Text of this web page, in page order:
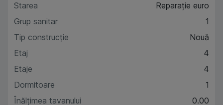
Starea
Reparație euro
Grup sanitar
1
Tip construcție
Nouă
Etaj
4
Etaje
4
Dormitoare
1
Înălțimea tavanului
0.00